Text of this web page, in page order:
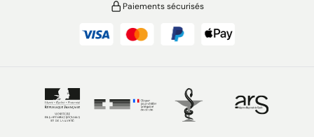
Paiements sécurisés